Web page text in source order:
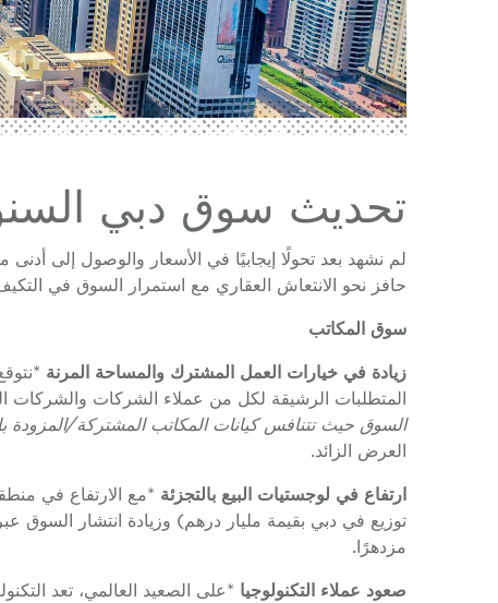
تحديث سوق دبي السنوي 2019/
لم نشهد بعد تحولًا إيجابيًا في الأسعار والوصول إلى
حافز نحو الانتعاش العقاري مع استمرار السوق في
سوق المكاتب
زيادة في خيارات العمل المشترك والمساحة المرنة
المتطلبات الرشيقة لكل من عملاء الشركات والشركات
السوق حيث تتنافس كيانات المكاتب المشتركة/
العرض الزائد.
ارتفاع في لوجستيات البيع بالتجزئة *مع الارتفاع في
توزيع في دبي بقيمة مليار درهم) وزيادة انتشار السوق
مزدهرًا.
صعود عملاء التكنولوجيا *على الصعيد العالمي، تعد